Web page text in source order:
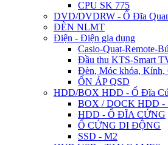
CPU SK 775
DVD/DVDRW - Ổ Đĩa
ĐÈN NLMT
Điện - Điện gia dụng
Casio-Quạt-Remote-
Đầu thu KTS-Smart
Đèn, Móc khóa, Kính,
ỔN ÁP QSD
HDD/BOX HDD - Ổ Đĩa
BOX / DOCK HDD -
HDD - Ổ ĐĨA CỨNG
Ổ CỨNG DI ĐỘNG
SSD - M2